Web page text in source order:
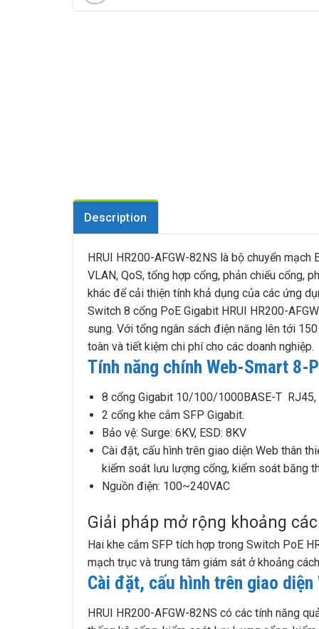
Description
HRUI HR200-AFGW-82NS là bộ chuyển
VLAN, QoS, tổng hợp cổng, phản chiếu cổng,
khác để cải thiện tính khả dụng của các ứng
Switch 8 cổng PoE Gigabit HRUI HR200-
sung. Với tổng ngân sách điện năng lên tới
toàn và tiết kiệm chi phí cho các doanh nghiệp.
Tính năng chính Web-Smart 8-
8 cổng Gigabit 10/100/1000BASE-T RJ45,
2 cổng khe cắm SFP Gigabit.
Bảo vệ: Surge: 6KV, ESD: 8KV
Cài đặt, cấu hình trên giao diện Web thân
kiểm soát lưu lượng cổng, kiểm soát băng
Nguồn điện: 100~240VAC
Giải pháp mở rộng khoảng
Hai khe cắm SFP tích hợp trong Switch PoE
mạch trục và trung tâm giám sát ở khoảng
Cài đặt, cấu hình trên giao diện
HRUI HR200-AFGW-82NS có các tính năng